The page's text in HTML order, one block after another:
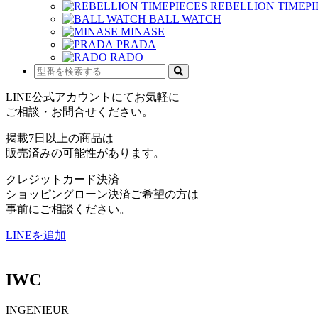
REBELLION
BALL WATCH
MINASE
PRADA
RADO
LINE公式アカウントにてお気軽に
ご相談・お問合せください。
掲載7日以上の商品は
販売済みの可能性があります。
クレジットカード決済
ショッピングローン決済ご希望の方は
事前にご相談ください。
LINEを追加
IWC
INGENIEUR